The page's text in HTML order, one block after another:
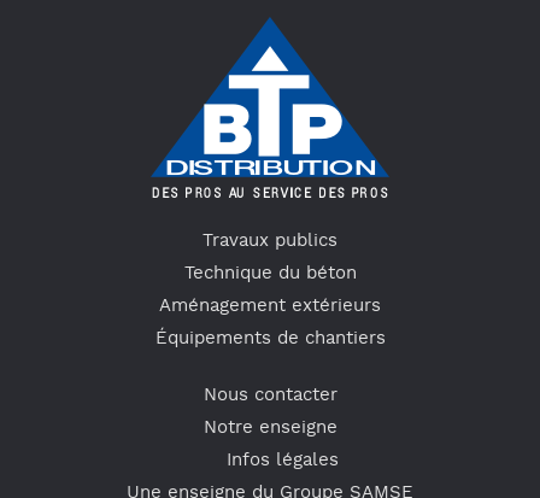
Travaux publics
Technique du béton
Aménagement extérieurs
Équipements de chantiers
Nous contacter
Notre enseigne
Infos légales